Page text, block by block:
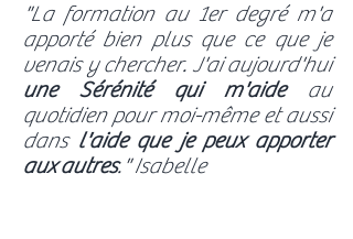
"La formation au 1er degré m'a
apporté bien plus que ce que je
venais y chercher. J'ai aujourd'hui
une Sérénité qui m'aideau
quotidien pour moi-même et aussi
dansl'aide que je peux apporter
aux autres." Isabelle